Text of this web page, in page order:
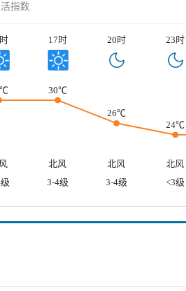
指数
17时 20时 23时
30℃
26℃
24℃
北风 北风
北风
3-4级 3-4级 <3级